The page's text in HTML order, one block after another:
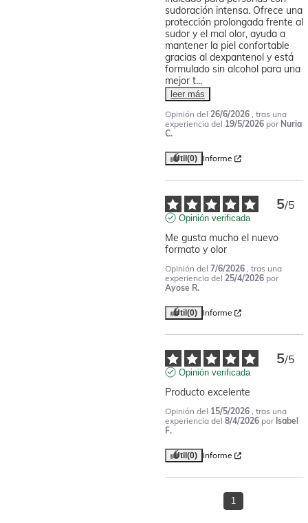
sudoración intensa. Ofrece una
protección prolongada frente al
sudor y el mal olor, ayuda a
mantener la piel confortable
gracias al dexpantenol y está
formulado sin alcohol para una
mejor t...
leer más
Opinión del 26/6/2026 , tras una
experiencia del 19/5/2026 por Nuria
C.
Útil (0) Informe
5/5
Opinión verificada
Me gusta mucho el nuevo
formato y olor
Opinión del 7/6/2026 , tras una
experiencia del 25/4/2026 por
Ayose R.
Útil (0) Informe
5/5
Opinión verificada
Producto excelente
Opinión del 15/5/2026 , tras una
experiencia del 8/4/2026 por Isabel
F.
Útil (0) Informe
1